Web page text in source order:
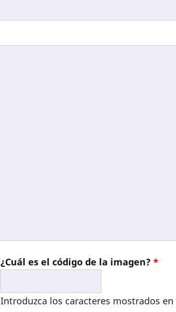
¿Cuál es el código de la imagen?
Introduzca los caracteres mostrados